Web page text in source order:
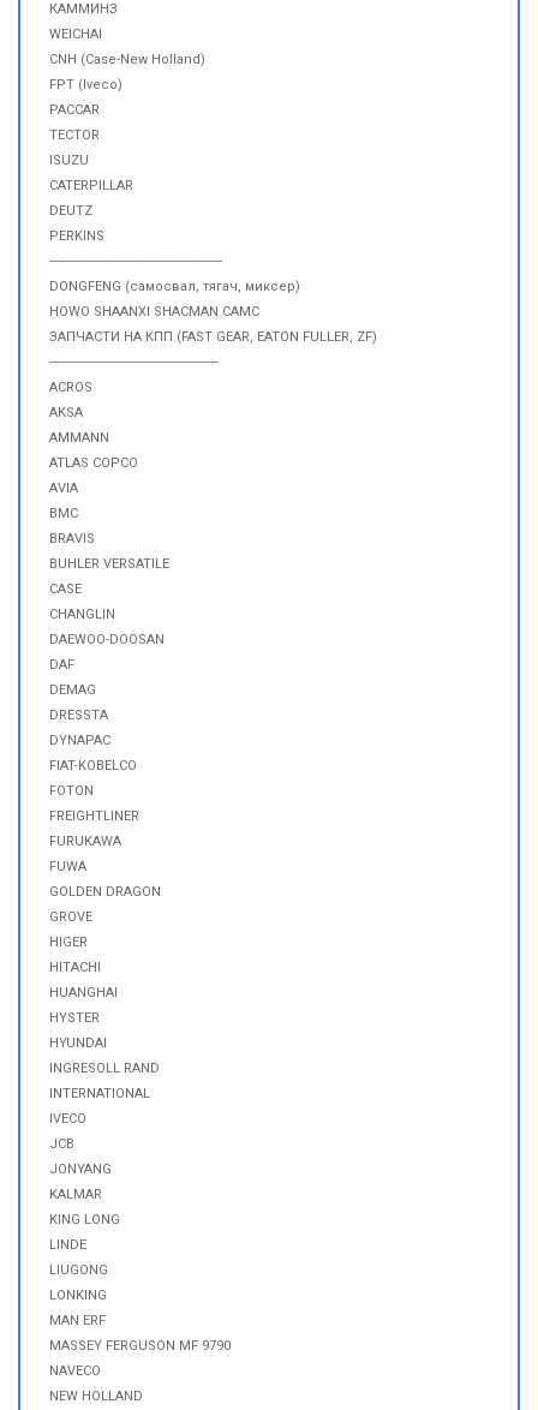
КАММИНЗ
WEICHAI
CNH (Case-New Holland)
FPT (Iveco)
PACCAR
TECTOR
ISUZU
CATERPILLAR
DEUTZ
PERKINS
------------------------------------------------
DONGFENG (самосвал, тягач, миксер)
HOWO SHAANXI SHACMAN CAMC
ЗАПЧАСТИ НА КПП (FAST GEAR, EATON FULLER, ZF)
-----------------------------------------------
ACROS
AKSA
AMMANN
ATLAS COPCO
AVIA
BMC
BRAVIS
BUHLER VERSATILE
CASE
CHANGLIN
DAEWOO-DOOSAN
DAF
DEMAG
DRESSTA
DYNAPAC
FIAT-KOBELCO
FOTON
FREIGHTLINER
FURUKAWA
FUWA
GOLDEN DRAGON
GROVE
HIGER
HITACHI
HUANGHAI
HYSTER
HYUNDAI
INGRESOLL RAND
INTERNATIONAL
IVECO
JCB
JONYANG
KALMAR
KING LONG
LINDE
LIUGONG
LONKING
MAN ERF
MASSEY FERGUSON MF 9790
NAVECO
NEW HOLLAND